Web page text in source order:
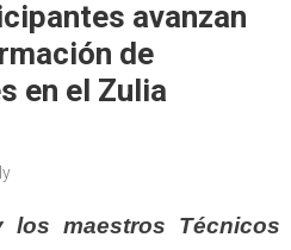
avanzan
de
en el Zulia
los maestros Técnicos